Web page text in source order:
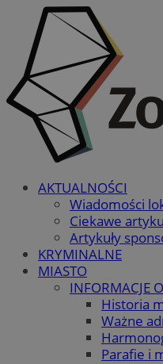
AKTUALNOŚCI
Wiadomości
Ciekawe
Artykuły
KRYMINALNE
MIASTO
INFORMACJE
Historia
Ważne
Parafie i